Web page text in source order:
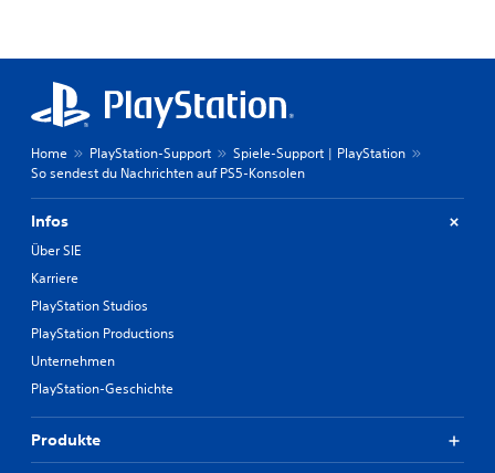
Home PlayStation-Support
Spiele-Support | PlayStation
So sendest du Nachrichten auf PS5-Konsolen
Infos
Über SIE
Karriere
PlayStation Studios
PlayStation Productions
Unternehmen
PlayStation-Geschichte
Produkte